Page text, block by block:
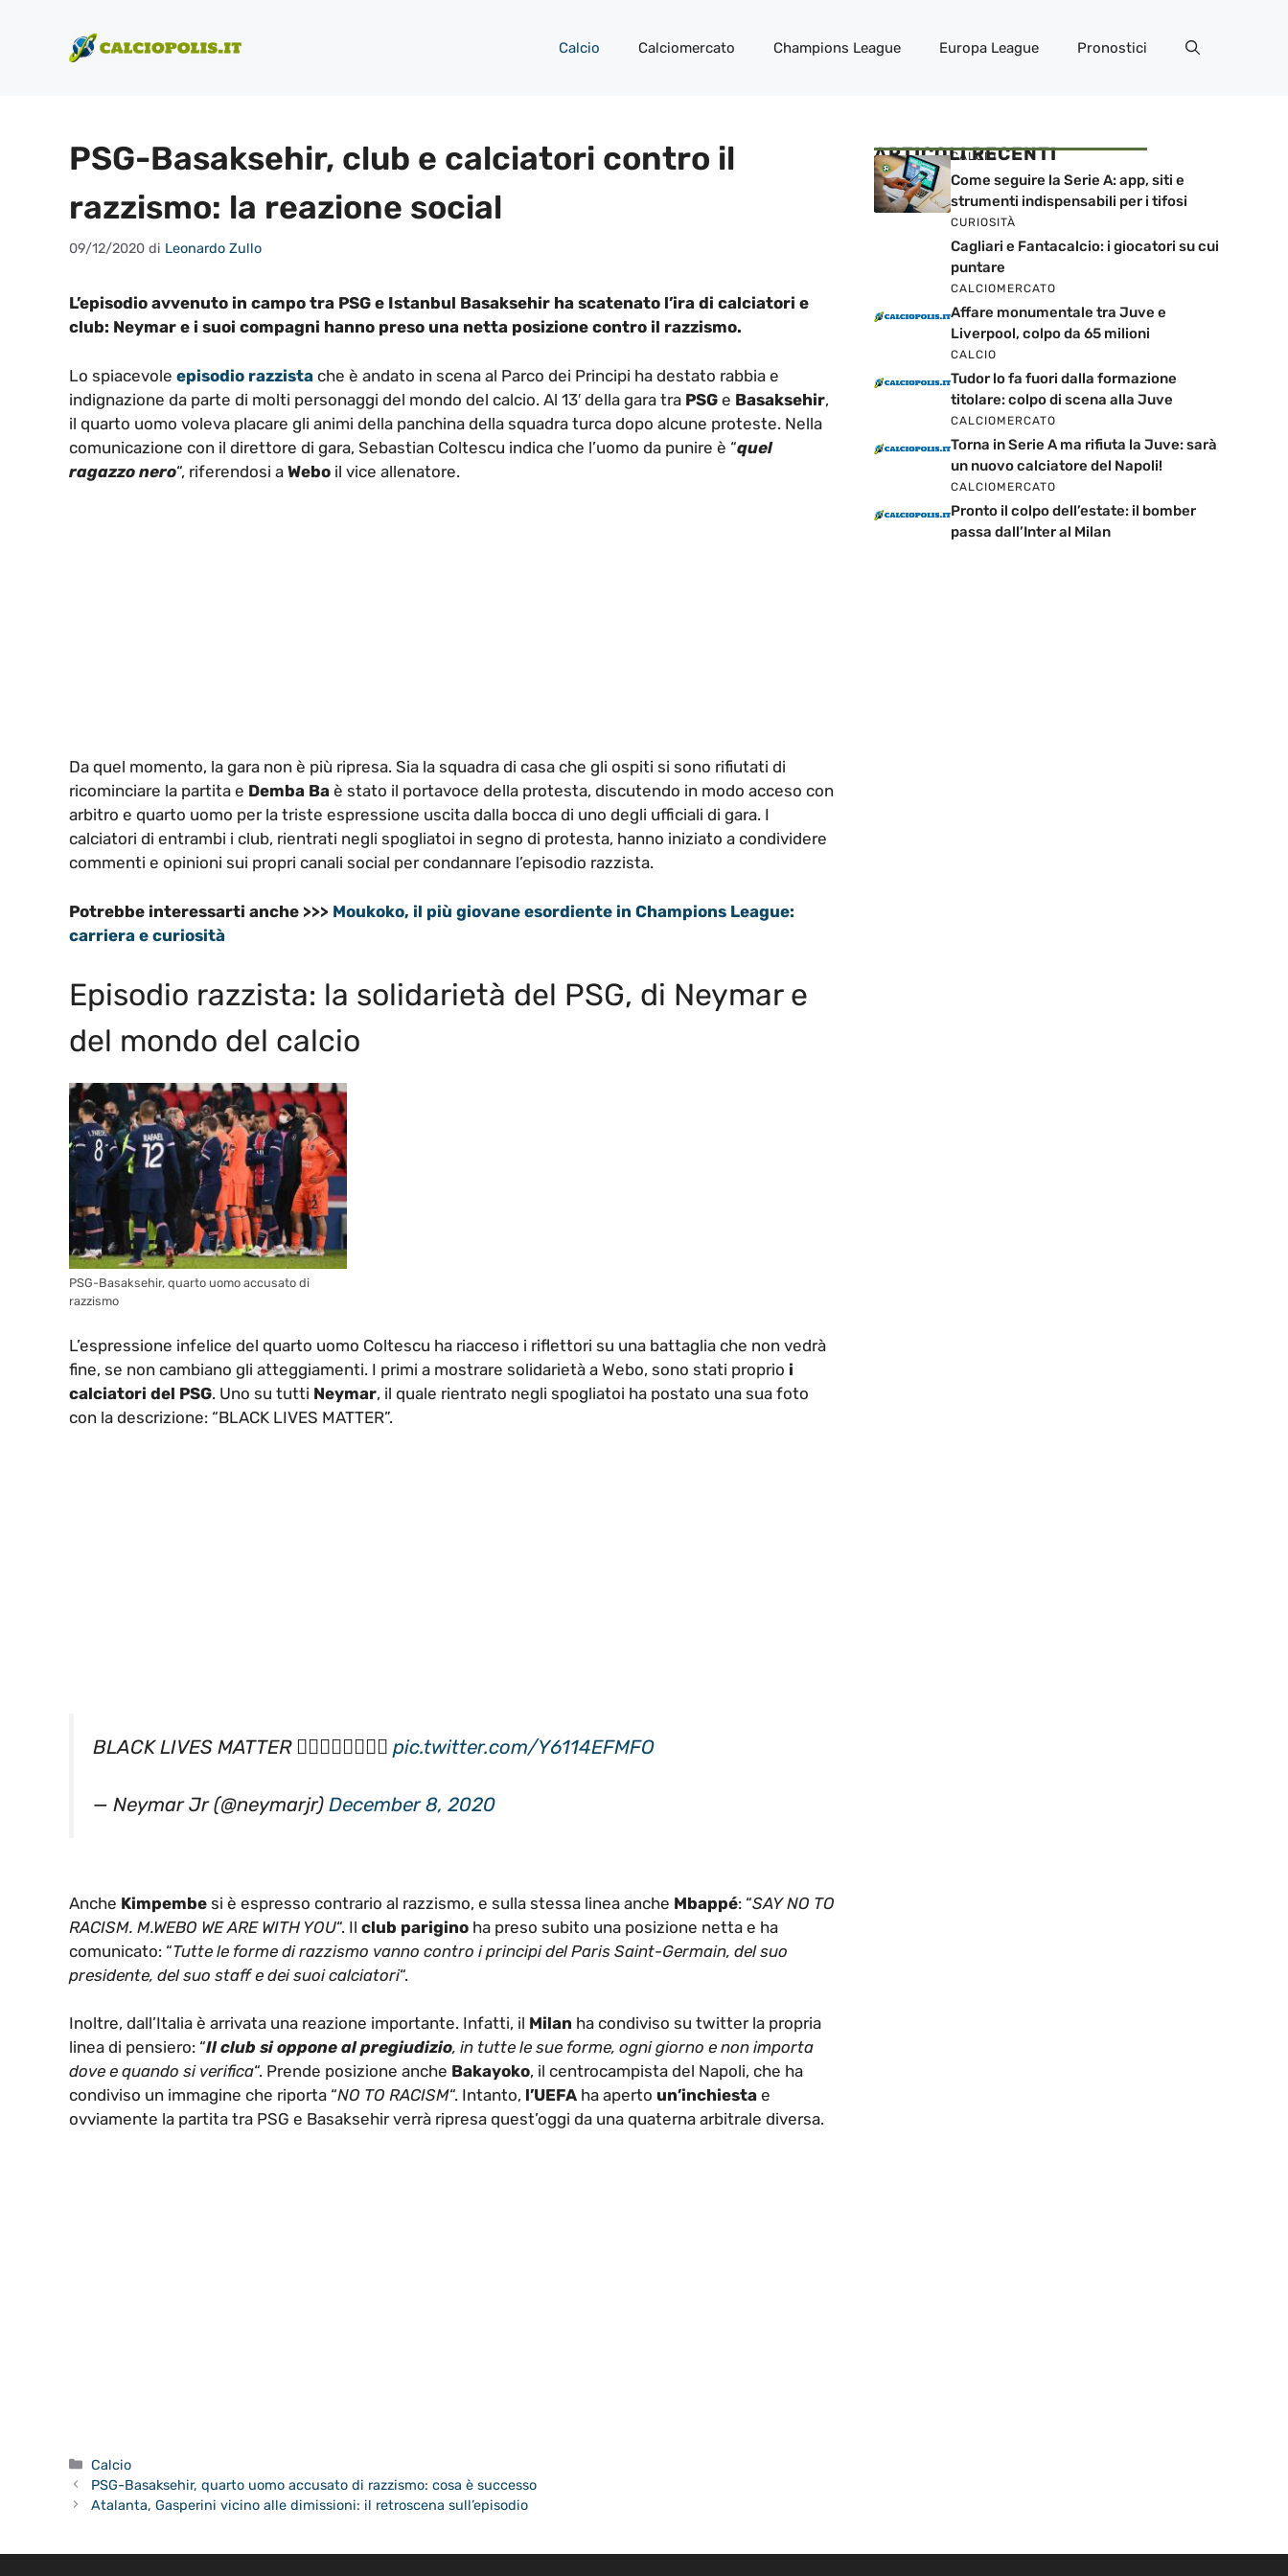
contenuto
Calcio Calciomercato Champions League Europa League Pronostici
PSG-Basaksehir, club e calciatori contro il
razzismo: la reazione social
09/12/2020 di Leonardo Zullo
L’episodio avvenuto in campo tra PSG e Istanbul Basaksehir ha scatenato l’ira di calciatori e
club: Neymar e i suoi compagni hanno preso una netta posizione contro il razzismo.
Lo spiacevole episodio razzista che è andato in scena al Parco dei Principi ha destato rabbia e
indignazione da parte di molti personaggi del mondo del calcio. Al 13′ della gara tra PSG e Basaksehir,
il quarto uomo voleva placare gli animi della panchina della squadra turca dopo alcune proteste. Nella
comunicazione con il direttore di gara, Sebastian Coltescu indica che l’uomo da punire è “quel
ragazzo nero“, riferendosi a Webo il vice allenatore.
Da quel momento, la gara non è più ripresa. Sia la squadra di casa che gli ospiti si sono rifiutati di
ricominciare la partita e Demba Ba è stato il portavoce della protesta, discutendo in modo acceso con
arbitro e quarto uomo per la triste espressione uscita dalla bocca di uno degli ufficiali di gara. I
calciatori di entrambi i club, rientrati negli spogliatoi in segno di protesta, hanno iniziato a condividere
commenti e opinioni sui propri canali social per condannare l’episodio razzista.
Potrebbe interessarti anche >>> Moukoko, il più giovane esordiente in Champions League:
carriera e curiosità
Episodio razzista: la solidarietà del PSG, di Neymar e
del mondo del calcio
PSG-Basaksehir, quarto uomo accusato di
razzismo
L’espressione infelice del quarto uomo Coltescu ha riacceso i riflettori su una battaglia che non vedrà
fine, se non cambiano gli atteggiamenti. I primi a mostrare solidarietà a Webo, sono stati proprio i
calciatori del PSG. Uno su tutti Neymar, il quale rientrato negli spogliatoi ha postato una sua foto
con la descrizione: “BLACK LIVES MATTER”.
BLACK LIVES MATTER ✊🏿✊🏾✊🏽✊🏼 pic.twitter.com/Y6114EFMFO
— Neymar Jr (@neymarjr) December 8, 2020
RACISM. M.WEBO WE ARE WITH YOU “. Ilclub pariginoha preso subito una posizione netta e ha
comunicato: “Tutte le forme di razzismo vanno contro i principi del Paris Saint-Germain, del suo
presidente, del suo staff e dei suoi calciatori“.
Inoltre, dall’Italia è arrivata una reazione importante. Infatti, il Milan
ha condiviso su twitter la propria
linea di pensiero: “ Il club si oppone al pregiudizio , in tutte le sue forme, ogni giorno e non importa
dove e quando si verifica “. Prende posizione anche Bakayoko , il centrocampista del Napoli, che ha
condiviso un immagine che riporta “ NO TO RACISM “. Intanto,l’UEFA ha aperto un’inchiesta e
ovviamente la partita tra PSG e Basaksehir verrà ripresa quest’oggi da una quaterna arbitrale diversa.
PSG-Basaksehir, quarto uomo accusato di razzismo: cosa è successo
Atalanta, Gasperini vicino alle dimissioni: il retroscena sull’episodio
ARTICOLI RECENTI
CALCIO
Come seguire la Serie A: app, siti e
strumenti indispensabili per i tifosi
CURIOSITÀ
Cagliari e Fantacalcio: i giocatori su cui
puntare
CALCIOMERCATO
Affare monumentale tra Juve e
Liverpool, colpo da 65 milioni
CALCIO
Tudor lo fa fuori dalla formazione
titolare: colpo di scena alla Juve
CALCIOMERCATO
Torna in Serie A ma rifiuta la Juve: sarà
un nuovo calciatore del Napoli!
CALCIOMERCATO
Pronto il colpo dell’estate: il bomber
passa dall’Inter al Milan